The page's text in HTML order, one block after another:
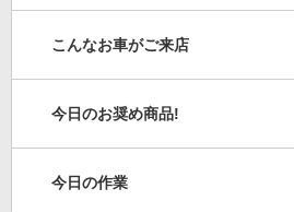
こんなお車がご来店
今日のお奨め商品!
今日の作業